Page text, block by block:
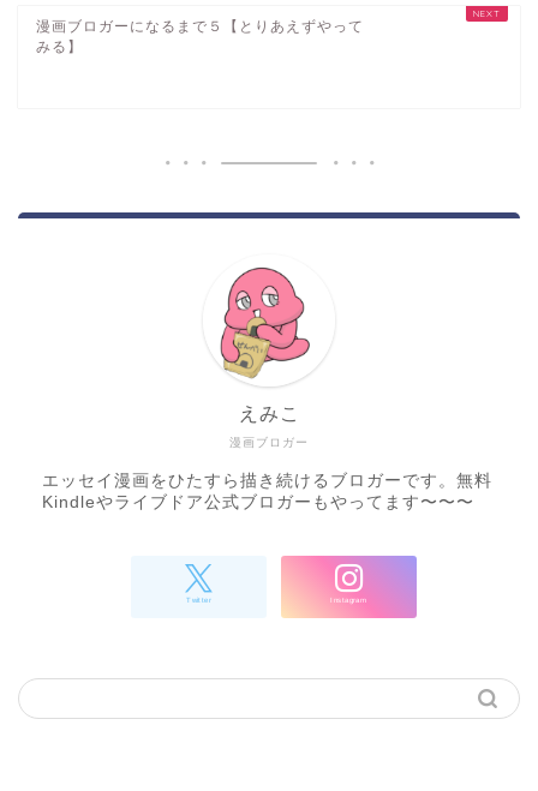
漫画ブロガーになるまで５【とりあえずやって
みる】
漫画ブロガー
えみこ
エッセイ漫画をひたすら描き続けるブロガーです。無料
Kindleやライブドア公式ブロガーもやってます〜〜〜